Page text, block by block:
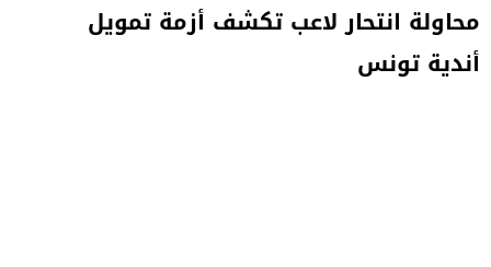
محاولة انتحار لاعب تكشف أزمة تمويل
أندية تونس